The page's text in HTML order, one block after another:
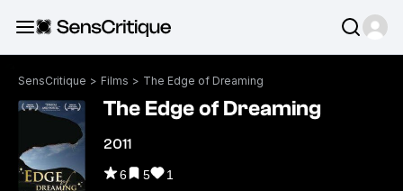
SensCritique > Films > The Edge of Dreaming
The Edge of Dreaming
2011
6 5 1